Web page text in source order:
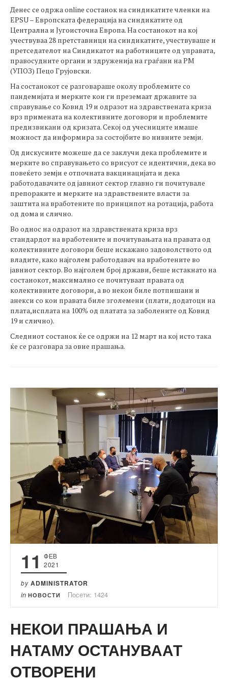
Денес се одржа online состанок на синдикатите членки на
EPSU – Европската федерација на синдикатите од
Централна и Југоисточна Европа. На состанокот на кој
учествуваа 28 претставници на синдикатите, учествуваше и
претседателот на Синдикатот на работниците од управата,
правосудните органи и здруженија на граѓани на РМ
(УПОЗ) Пецо Грујовски.
На состанокот се разговараше околу проблемите со
пандемијата и мерките кои ги преземаат државите за
справување со Ковид 19 и одразот на здравствената криза
врз примената на колективните договори и проблемите
предизвикани од кризата. Секој од учесниците имаше
можност да информира за состојбите во нивните земји.
Од дискусиите можеше да се заклучи дека проблемите и
мерките во справувањето со врисуот се идентични, дека во
повеќето земји е отпочната вакцинацијата и дека
работодавачите од јавниот сектор главно ги почитувале
препораките и мерките на здравствените власти за
заштита на вработените по принципот на ротација, работа
од дома и слично.
Во однос на одразот на здравствената криза врз
стандардот на вработените и почитувањата на правата од
колективните договори беше искажано задоволството од
владите, како најголем работодавач на вработените во
јавниот сектор. Во најголем број држави, беше истакнато на
состанокот, максимално се почитуваат правата од
колективните договори, а во некои биле потпишани и
анекси со кои правата биле зголемени (плати, додатоци на
плата,исплата на 100% од платата за заболените од Ковид
19 и слично).
Следниот состанок ќе се одржи на 12 март на кој исто така
ќе се разговара за овие прашања.
11
ФЕВ
2021
by ADMINISTRATOR
in НОВОСТИ Посети: 1424
НЕКОИ ПРАШАЊА И
НАТАМУ ОСТАНУВААТ
ОТВОРЕНИ